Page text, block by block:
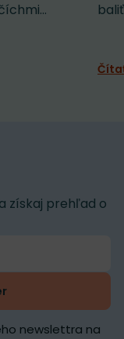
získaj prehľad o
newslettra na